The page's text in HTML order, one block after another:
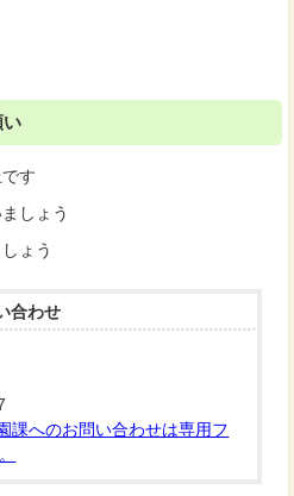
い
す
しょう
ょう
合わせ
へのお問い合わせは専用フ